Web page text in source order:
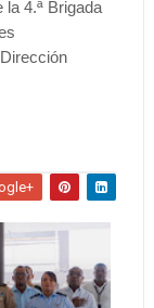
la 4.ª Brigada